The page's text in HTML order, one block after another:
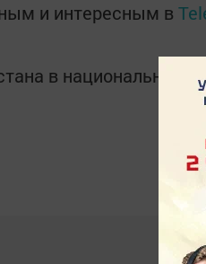
и интересным в
в национальном